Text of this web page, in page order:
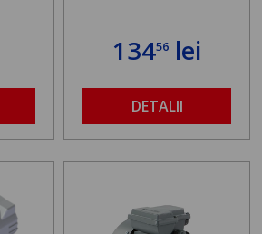
13456 lei
DETALII